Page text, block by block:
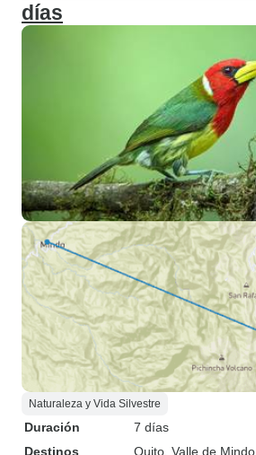
días
Naturaleza y Vida Silvestre
Duración
7 días
Destinos
Quito , Valle de Mindo